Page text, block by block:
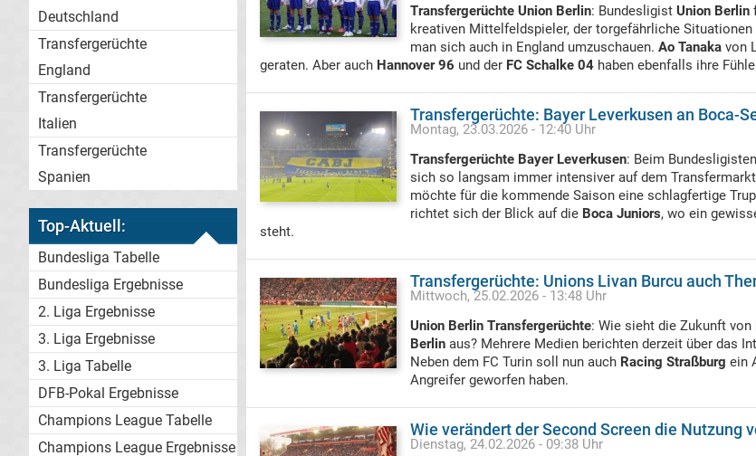
Deutschland
Transfergerüchte
England
Transfergerüchte
Italien
Transfergerüchte
Spanien
Top-Aktuell:
Bundesliga Tabelle
Bundesliga Ergebnisse
2. Liga Ergebnisse
3. Liga Ergebnisse
3. Liga Tabelle
DFB-Pokal Ergebnisse
Champions League Tabelle
Champions League Ergebnisse
Transfergerüchte Union Berlin: Bundesligist Union Berlin
kreativen Mittelfeldspieler, der torgefährliche
man sich auch in England umzuschauen. Ao Tanaka von
geraten. Aber auch Hannover 96 und der FC Schalke 04 haben ebenfalls ihre
Transfergerüchte: Bayer Leverkusen an Boca-
Montag, 23.03.2026 - 12:40 Uhr
Transfergerüchte Bayer Leverkusen: Beim Bundesligisten
sich so langsam immer intensiver auf dem
möchte für die kommende Saison eine schlagfertige
richtet sich der Blick auf die Boca Juniors, wo ein
steht.
Transfergerüchte: Unions Livan Burcu auch
Mittwoch, 25.02.2026 - 13:48 Uhr
Union Berlin Transfergerüchte: Wie sieht die Zukunft von
Berlin aus? Mehrere Medien berichten derzeit über das
Neben dem FC Turin soll nun auch Racing Straßburg ein
Angreifer geworfen haben.
Wie verändert der Second Screen die Nutzung
Dienstag, 24.02.2026 - 09:38 Uhr